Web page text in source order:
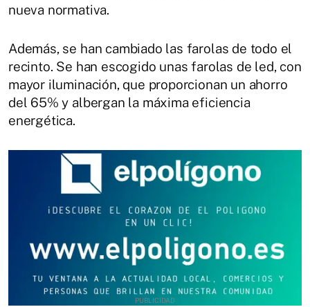
nueva normativa.
Además, se han cambiado las farolas de todo el
recinto. Se han escogido unas farolas de led, con
mayor iluminación, que proporcionan un ahorro
del 65% y albergan la máxima eficiencia
energética.